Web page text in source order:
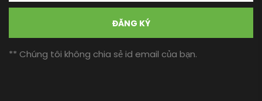
ĐĂNG KÝ
** Chúng tôi không chia sẻ id email của bạn.